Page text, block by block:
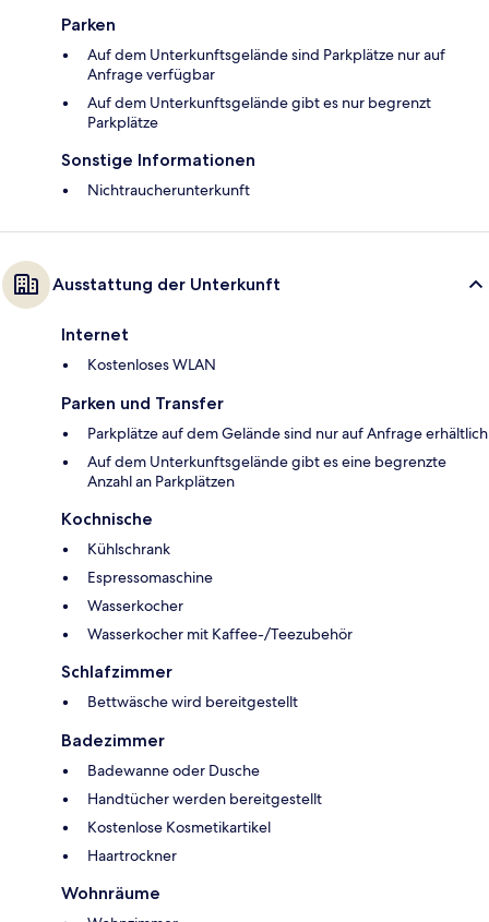
Parken
Auf dem Unterkunftsgelände sind Parkplätze nur auf
Anfrage verfügbar
Auf dem Unterkunftsgelände gibt es nur begrenzt
Parkplätze
Sonstige Informationen
Nichtraucherunterkunft
Ausstattung der Unterkunft
Internet
Kostenloses WLAN
Parken und Transfer
Parkplätze auf dem Gelände sind nur auf Anfrage erhältlich
Auf dem Unterkunftsgelände gibt es eine begrenzte
Anzahl an Parkplätzen
Kochnische
Kühlschrank
Espressomaschine
Wasserkocher
Wasserkocher mit Kaffee-/Teezubehör
Schlafzimmer
Bettwäsche wird bereitgestellt
Badezimmer
Badewanne oder Dusche
Handtücher werden bereitgestellt
Kostenlose Kosmetikartikel
Haartrockner
Wohnräume